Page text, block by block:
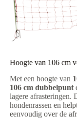
Hoogte van 106 cm
Met een hoogte van
106 cm dubbelpunt
lagere afrasteringen.
hondenrassen en
eenvoudig over de